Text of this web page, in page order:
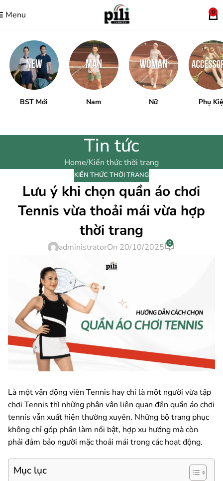
Menu 0
BST Mới Nam Nữ Phụ
Tin tức
Home Kiến thức thời trang
KIẾN THỨC THỜI TRANG
Lưu ý khi chọn quần áo chơi
Tennis vừa thoải mái vừa hợp
thời trang
administratorOn 20/10/2025 0
Là một vận động viên Tennis hay chỉ là một người vừa tập
chơi Tennis thì những phân vân liên quan đến quần áo chơi
tennis vẫn xuất hiện thường xuyên. Những bộ trang phục
không chỉ góp phần làm nổi bật, hợp xu hướng mà còn
phải đảm bảo người mặc thoải mái trong các hoạt động.
Mục lục